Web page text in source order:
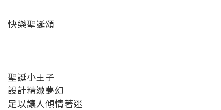
快樂聖誕頌
聖誕小王子
設計精緻夢幻
足以讓人傾情著迷